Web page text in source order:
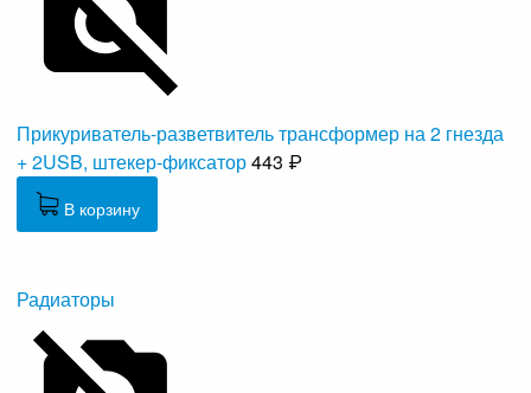
Прикуриватель-разветвитель трансформер на 2 гнезда
+ 2USB, штекер-фиксатор443 ₽
В корзину
Радиаторы